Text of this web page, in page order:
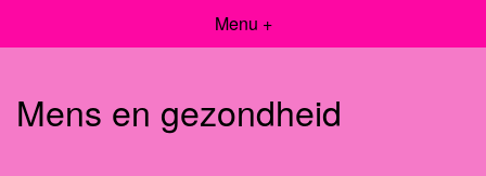
Menu +
Mens en gezondheid